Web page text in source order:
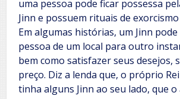
uma pessoa pode ficar possessa
Jinn e possuem rituais de
Em algumas histórias, um Jinn
pessoa de um local para outro
bem como satisfazer seus desejos,
preço. Diz a lenda que, o próprio
tinha alguns Jinn ao seu lado, que o